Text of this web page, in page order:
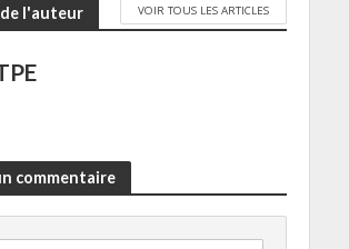
l'auteur VOIR TOUS LES ARTICLES
commentaire